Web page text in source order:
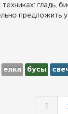
гладь,
предложить
елка бусы
1